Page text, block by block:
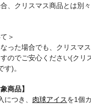
、クリスマス商品とは別
＞
った場合でも、クリスマ
のでご安心ください(クリ
す)。
商品】
つき、 肉球アイスを1個